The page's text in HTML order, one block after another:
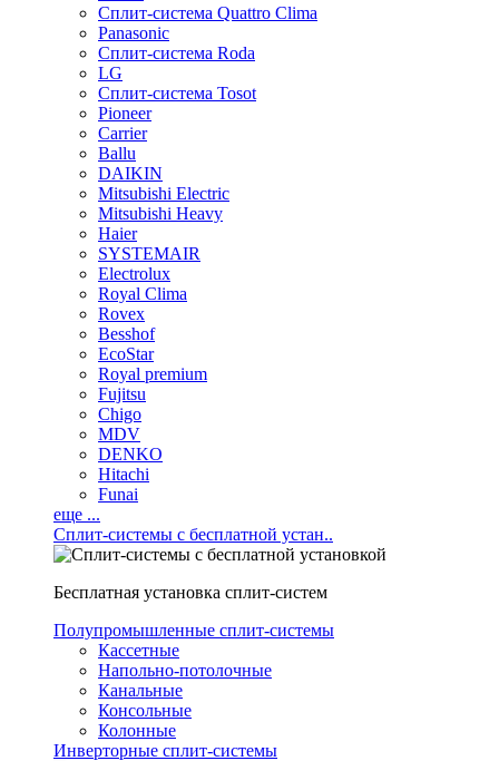
Сплит-система Quattro Clima
Panasonic
Сплит-система Roda
LG
Сплит-система Tosot
Pioneer
Carrier
Ballu
DAIKIN
Mitsubishi Electric
Mitsubishi Heavy
Haier
SYSTEMAIR
Electrolux
Royal Clima
Rovex
Besshof
EcoStar
Royal premium
Fujitsu
Chigo
MDV
DENKO
Hitachi
Funai
еще ...
Сплит-системы с бесплатной устан..
Бесплатная установка сплит-систем
Полупромышленные сплит-системы
Кассетные
Напольно-потолочные
Канальные
Консольные
Колонные
Инверторные сплит-системы